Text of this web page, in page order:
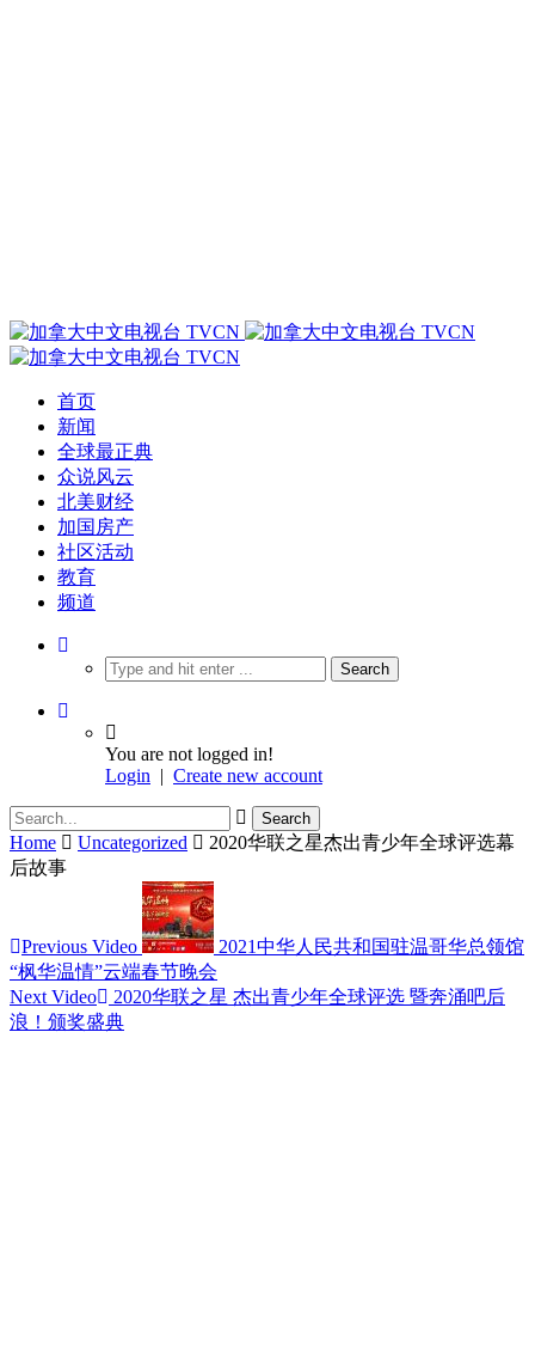
首页
新闻
全球最正典
众说风云
北美财经
加国房产
社区活动
教育
频道
You are not logged in!
Login | Create new account
Home Uncategorized
2020华联之星杰出青少年全球评选幕
后故事
Previous Video
2021中华人民共和国驻温哥华总领馆
“枫华温情”云端春节晚会
Next Video
2020华联之星 杰出青少年全球评选 暨奔涌吧后
浪！颁奖盛典